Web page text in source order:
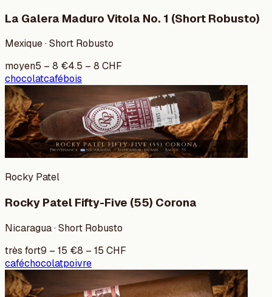
La Galera Maduro Vitola No. 1 (Short Robusto)
Mexique · Short Robusto
moyen5 – 8 €4.5 – 8 CHF
chocolatcafébois
Rocky Patel
Rocky Patel Fifty-Five (55) Corona
Nicaragua · Short Robusto
très fort9 – 15 €8 – 15 CHF
caféchocolatpoivre